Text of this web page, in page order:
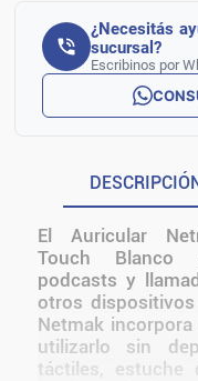
¿Necesitás
sucursal?
Escribinos por
El Auricular
Touch Blanco
podcasts y
otros
Netmak
utilizarlo sin
táctiles, estuche